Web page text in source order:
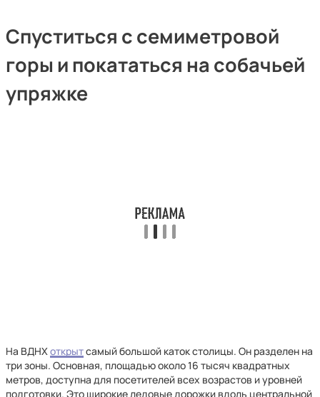
Спуститься с семиметровой
горы и покататься на собачьей
упряжке
На ВДНХоткрытсамый большой каток столицы. Он разделен на
три зоны. Основная, площадью около 16 тысяч квадратных
метров, доступна для посетителей всех возрастов и уровней
подготовки. Это широкие ледовые дорожки вдоль центральной